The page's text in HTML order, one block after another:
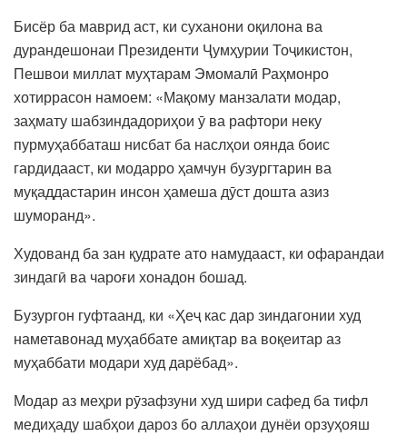
Бисёр ба маврид аст, ки суханони оқилона ва
дурандешонаи Президенти Ҷумҳурии Тоҷикистон,
Пешвои миллат муҳтарам Эмомалӣ Раҳмонро
хотиррасон намоем: «Мақому манзалати модар,
заҳмату шабзиндадориҳои ӯ ва рафтори неку
пурмуҳаббаташ нисбат ба наслҳои оянда боис
гардидааст, ки модарро ҳамчун бузургтарин ва
муқаддастарин инсон ҳамеша дӯст дошта азиз
шуморанд».
Худованд ба зан қудрате ато намудааст, ки офарандаи
зиндагӣ ва чароғи хонадон бошад.
Бузургон гуфтаанд, ки «Ҳеҷ кас дар зиндагонии худ
наметавонад муҳаббате амиқтар ва воқеитар аз
муҳаббати модари худ дарёбад».
Модар аз меҳри рӯзафзуни худ шири сафед ба тифл
медиҳаду шабҳои дароз бо аллаҳои дунёи орзуҳояш